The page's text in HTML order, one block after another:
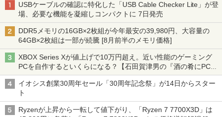
USBケーブルの確認に特化した「USB Cable Checker Lite」が登
場、必要な機能を凝縮しコンパクトに 7日発売
DDR5メモリの16GB×2枚組が今年最安の39,980円、大容量の
64GB×2枚組は一部が続騰 [8月前半のメモリ価格]
XBOX Series Xが値上げで10万円超え。近い性能のゲーミング
PCを自作するといくらになる？【石田賀津男の『酒の肴にPCゲ
ーム』】
イオシス創業30周年セール「30周年記念祭」が14日からスター
ト
Ryzenが上昇から一転して値下がり、「Ryzen 7 7700X3D」は